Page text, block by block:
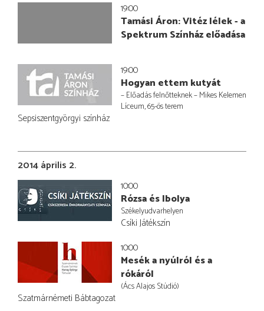
19:00
Tamási Áron: Vitéz lélek - a
Spektrum Színház előadása
19:00
Hogyan ettem kutyát
– Előadás felnőtteknek – Mikes Kelemen
Líceum, 65-ös terem
Sepsiszentgyörgyi színház
2014 április 2.
10:00
Rózsa és Ibolya
Székelyudvarhelyen
Csíki Játékszín
10:00
Mesék a nyúlról és a
rókáról
(Ács Alajos Stúdió)
Szatmárnémeti Bábtagozat